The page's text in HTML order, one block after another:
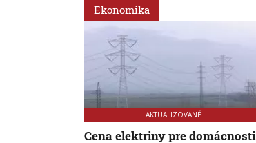
Ekonomika
AKTUALIZOVANÉ
Cena elektriny pre domácnosti